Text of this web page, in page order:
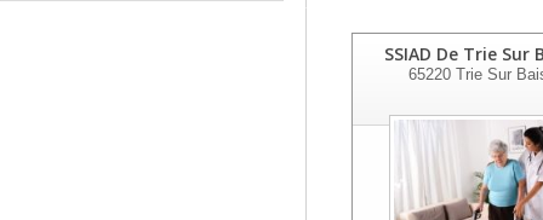
SSIAD De Trie Sur
65220Trie Sur